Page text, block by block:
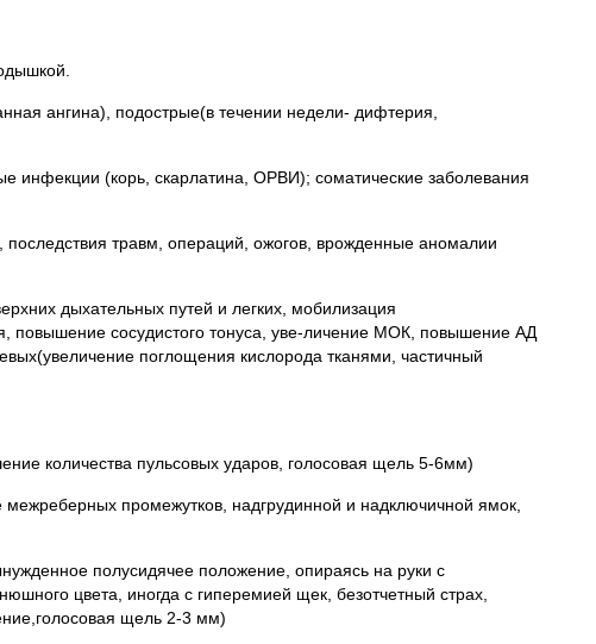
ангина), подострые(в течении недели- дифтерия,
инфекции (корь, скарлатина, ОРВИ); соматические заболевания
травм, операций, ожогов, врожденные аномалии
дыхательных путей и легких, мобилизация
повышение сосудистого тонуса, уве-личение МОК, повышение АД
поглощения кислорода тканями, частичный
количества пульсовых ударов, голосовая щель 5-6мм)
промежутков, надгрудинной и надключичной ямок,
полусидячее положение, опираясь на руки с
цвета, иногда с гиперемией щек, безотчетный страх,
щель 2-3 мм)